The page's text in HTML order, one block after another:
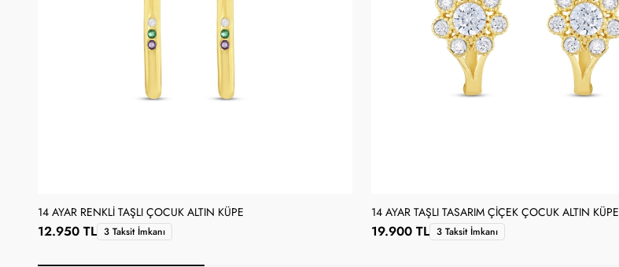
14 AYAR RENKLI TAŞLI ÇOCUK ALTIN KÜPE
12.950 TL 3 Taksit İmkanı
14 AYAR TAŞLI TASARIM ÇIÇEK ÇOCUK ALTIN KÜPE
19.900 TL 3 Taksit İmkanı